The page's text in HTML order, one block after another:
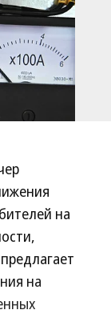
на
на